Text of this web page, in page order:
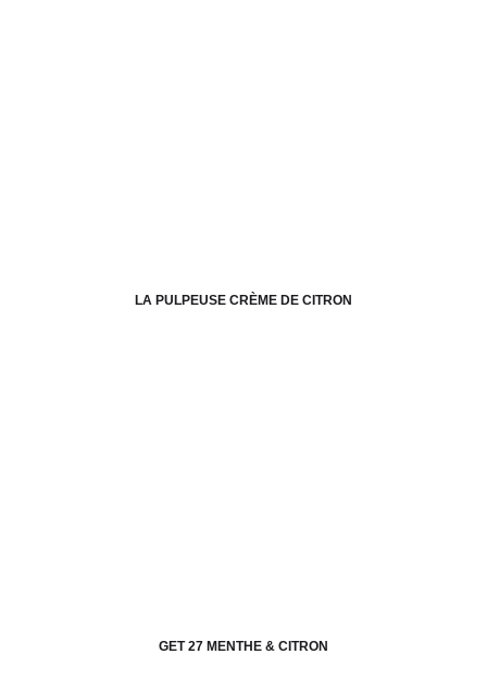
LA PULPEUSE CRÈME DE CITRON
GET 27 MENTHE & CITRON